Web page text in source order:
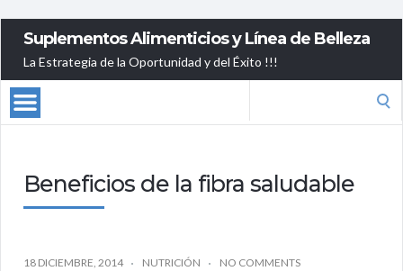
Suplementos Alimenticios y Línea de Belleza
La Estrategia de la Oportunidad y del Éxito !!!
Beneficios de la fibra saludable
18 DICIEMBRE, 2014 NUTRICIÓN NO COMMENTS